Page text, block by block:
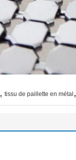
, tissu de paillette en métal ,